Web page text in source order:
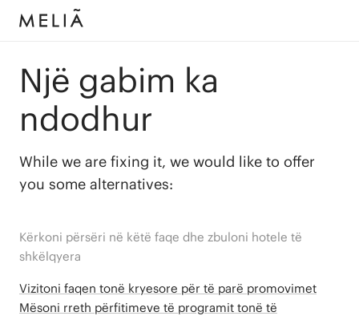
Një gabim ka
ndodhur
While we are fixing it, we would like to offer
you some alternatives:
Kërkoni përsëri në këtë faqe dhe zbuloni hotele të
shkëlqyera
Vizitoni faqen tonë kryesore për të parë promovimet
Mësoni rreth përfitimeve të programit tonë të